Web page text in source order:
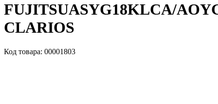
FUJITSUASYG18KLCA/
CLARIOS
Код товара: 00001803